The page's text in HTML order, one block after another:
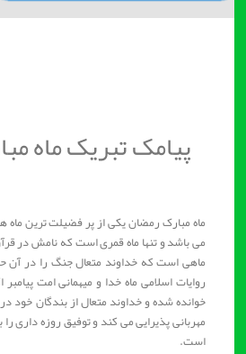
پیامک تبریک ماه
ماه مبارک رمضان یکی از پر فضیلت ترین ماه
می باشد و تنها ماه قمری است که نامش در
ماهی است که خداوند متعال جنگ را در آن
روایات اسلامی ماه خدا و میهمانی امت پیامبر
خوانده شده و خداوند متعال از بندگان خود در
مهربانی پذیرایی می کند و توفیق روزه داری را
است.